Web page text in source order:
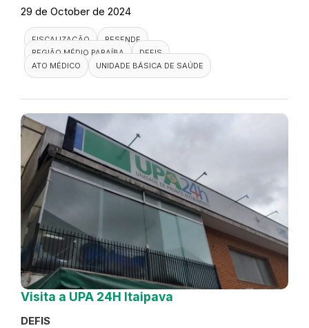
29 de October de 2024
FISCALIZAÇÃO
RESENDE
REGIÃO MÉDIO PARAÍBA
DEFIS
ATO MÉDICO
UNIDADE BÁSICA DE SAÚDE
Visita a UPA 24H Itaipava
DEFIS